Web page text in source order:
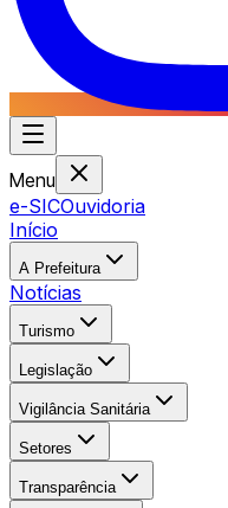
Menu
e-SICOuvidoria
Início
A Prefeitura
Notícias
Turismo
Legislação
Vigilância Sanitária
Setores
Transparência